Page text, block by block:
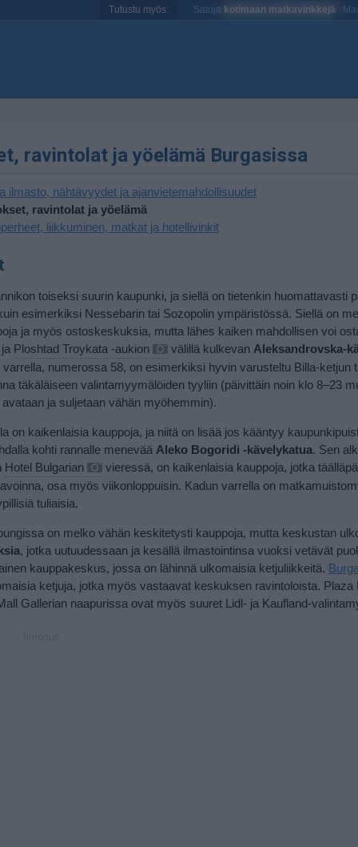
Tutustu myös: Satoja kotimaan matkavinkkejä
ravintolat ja yöelämä Burgasissa
ilmasto, nähtävyydet ja ajanvietemahdollisuudet
ravintolat ja yöelämä
liikkuminen, matkat ja hotellivinkit
toiseksi suurin kaupunki, ja siellä on tietenkin huomattavasti
esimerkiksi Nessebarin tai Sozopolin ympäristössä. Siellä on
ja myös ostoskeskuksia, mutta lähes kaiken mahdollisen voi
Ploshtad Troykata -aukion välillä kulkevan Aleksandrovska-
numerossa 58, on esimerkiksi hyvin varusteltu Billa-ketjun
täkäläiseen valintamyymälöiden tyyliin (päivittäin noin klo 8–23
ja suljetaan vähän myöhemmin).
on kaikenlaisia kauppoja, ja niitä on lisää jos kääntyy
kohti rannalle menevää Aleko Bogoridi -kävelykatua. Sen
Hotel Bulgarian
vieressä, on kaikenlaisia kauppoja, jotka
osa myös viikonloppuisin. Kadun varrella on
tuliaisia.
on melko vähän keskitetysti kauppoja, mutta keskustan
, jotka uutuudessaan ja kesällä ilmastointinsa vuoksi vetävät
kauppakeskus, jossa on lähinnä ulkomaisia ketjuliikkeitä.
ketjuja, jotka myös vastaavat keskuksen ravintoloista. Plaza
Gallerian naapurissa ovat myös suuret Lidl- ja Kaufland-